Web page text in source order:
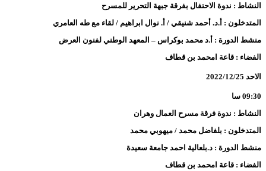
النشاط : ندوة الاحتفال بفرقة جبهة التحرير للمسرح
المتدخلون : أ.د. أحمد شنيقي / أ. نوال ابراهيم / لقاء مع طه العامري
منشط الدورة : أ.د محمد بوكراس – المعهد الوطني لفنون العرض
الفضاء : قاعة امحمد بن قطاف
الاحد 2022/12/25
09:30 سا
النشاط : ندوة فرقة مسرح العمال وهران
المتدخلون : بلفاضل محمد / ميهوبي محمد
منشط الدورة : د.بلعالية احمد جامعة سعيدة
الفضاء : قاعة امحمد بن قطاف